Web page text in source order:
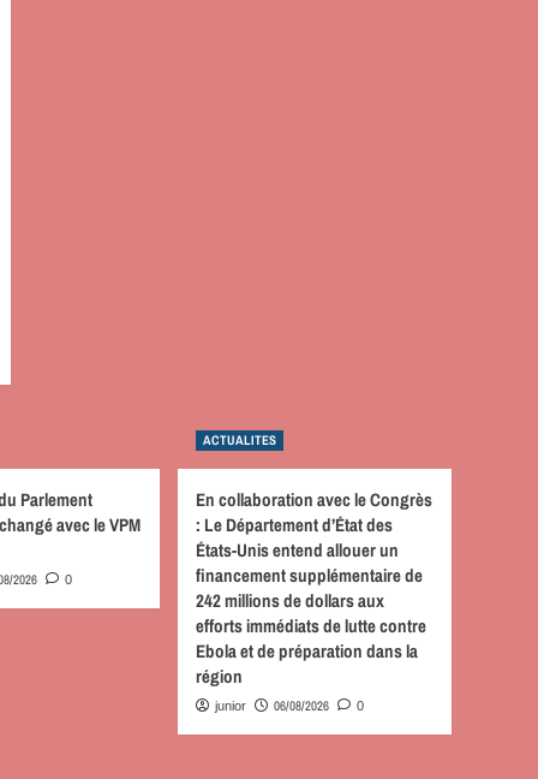
Parlement
avec le VPM
2026 0
ACTUALITES
En collaboration avec le Congrès
: Le Département d’État des
États-Unis entend allouer un
financement supplémentaire de
242 millions de dollars aux
efforts immédiats de lutte contre
Ebola et de préparation dans la
région
junior 06/08/2026 0